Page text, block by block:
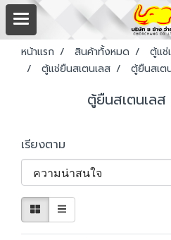
หน้าแรก สินค้าทั้งหมด
ตู้แช่
ตู้แช่ยืนสเตนเลส
ตู้ยืนสเต
ตู้ยืนสเตนเลส
เรียงตาม